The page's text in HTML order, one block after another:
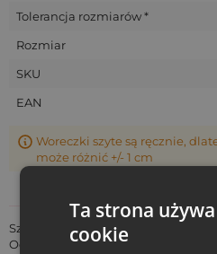
Tolerancja rozmiarów *
Rozmiar
SKU
EAN
Woreczki szyte są ręcznie,
może różnić +/- 1 cm
Szczegóły dotyczące zgodności
Odpowiedzialność za produkt
Ta strona
cookie